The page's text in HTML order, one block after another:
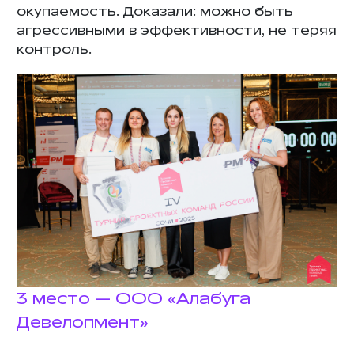
окупаемость. Доказали: можно быть
агрессивными в эффективности, не теряя
контроль.
3 место — ООО «Алабуга
Девелопмент»